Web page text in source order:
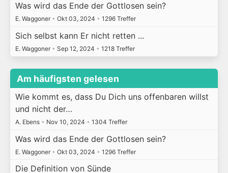
Was wird das Ende der Gottlosen sein?
E. Waggoner • Okt 03, 2024 • 1296 Treffer
Sich selbst kann Er nicht retten ...
E. Waggoner • Sep 12, 2024 • 1218 Treffer
Am häufigsten gelesen
Wie kommt es, dass Du Dich uns offenbaren willst
und nicht der…
A. Ebens • Nov 10, 2024 • 1304 Treffer
Was wird das Ende der Gottlosen sein?
E. Waggoner • Okt 03, 2024 • 1296 Treffer
Die Definition von Sünde